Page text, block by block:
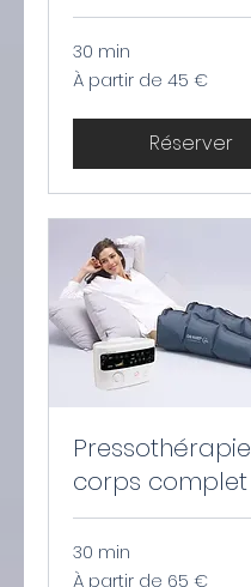
30 min
À
partir
À partir de 45 €
Réserver
Pressothérapie
corps complet
30 min
À
À partir de 65 €